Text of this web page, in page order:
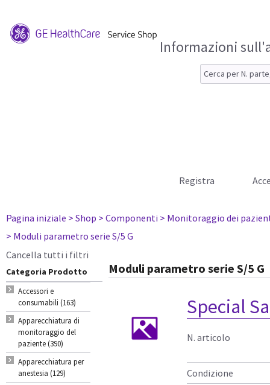
Informazioni
Registra
Pagina iniziale > Shop > Componenti > Monitoraggio dei
> Moduli parametro serie S/5 G
Cancella tutti i filtri
Categoria Prodotto
Accessori e
consumabili (163)
Apparecchiatura di
monitoraggio del
paziente (390)
Apparecchiatura per
anestesia (129)
Moduli parametro serie S/5 G
Special
N. articolo
Condizione